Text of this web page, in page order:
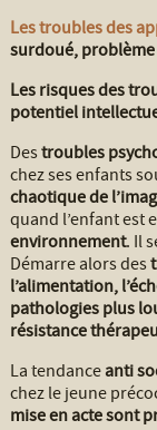
Les troubles des
surdoué, problème
Les risques des
potentiel
Destroubles
chez ses enfants
chaotique de
quand l’enfant est
environnement. Il
Démarre alors des
l’alimentation,
pathologies plus
résistance
La tendanceanti
chez le jeune
mise en acte sont